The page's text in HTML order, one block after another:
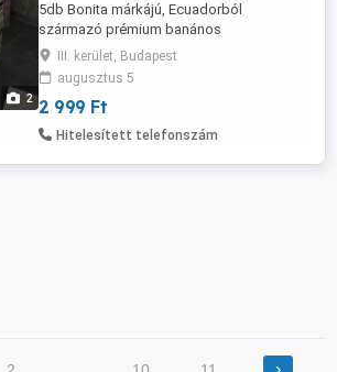
2
5db Bonita márkájú, Ecuadorból
származó prémium banános
kartondoboz 3000ft óbuda 36 50 104
8272
III. kerület, Budapest
augusztus 5
2 999 Ft
Hitelesített telefonszám